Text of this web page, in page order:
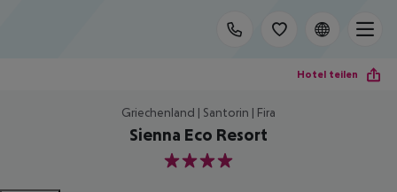
Hotel teilen
Griechenland | Santorin | Fira
Sienna Eco Resort
4